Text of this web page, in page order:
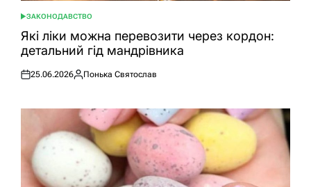
ОПУБЛІКУВАТИ
У
ЗАКОНОДАВСТВО
Які ліки можна перевозити через кордон:
детальний гід мандрівника
Оприлюднено
25.06.2026
Опубліковано
Понька Святослав